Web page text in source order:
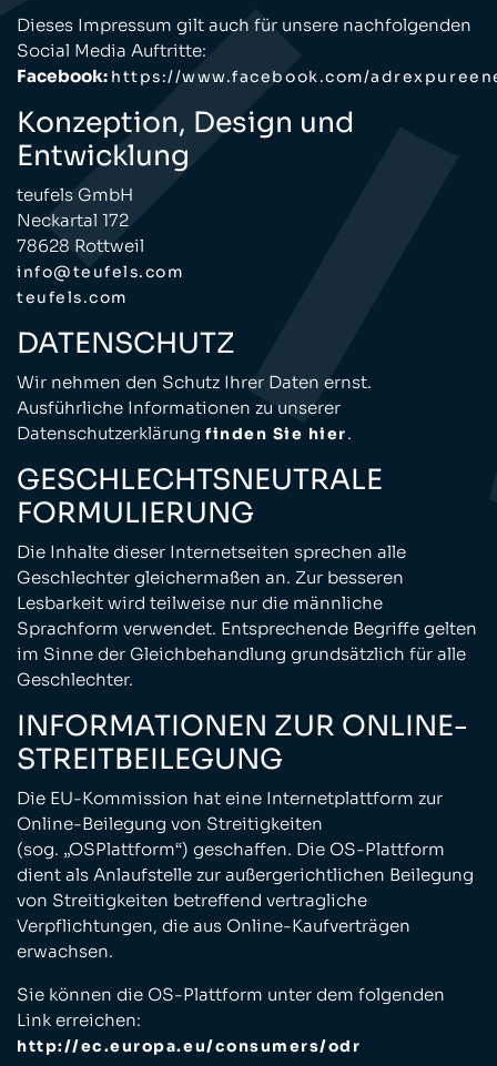
Dieses Impressum gilt auch für unsere nachfolgenden
Social Media Auftritte:
Facebook: https://www.facebook.com/
Konzeption, Design und
Entwicklung
teufels GmbH
Neckartal 172
78628 Rottweil
info@teufels.com
teufels.com
DATENSCHUTZ
Wir nehmen den Schutz Ihrer Daten ernst.
Ausführliche Informationen zu unserer
Datenschutzerklärung finden Sie hier.
GESCHLECHTSNEUTRALE
FORMULIERUNG
Die Inhalte dieser Internetseiten sprechen alle
Geschlechter gleichermaßen an. Zur besseren
Lesbarkeit wird teilweise nur die männliche
Sprachform verwendet. Entsprechende Begriffe gelten
im Sinne der Gleichbehandlung grundsätzlich für alle
Geschlechter.
INFORMATIONEN ZUR ONLINE-
STREITBEILEGUNG
Die EU-Kommission hat eine Internetplattform zur
Online-Beilegung von Streitigkeiten
(sog. „OSPlattform“) geschaffen. Die OS-Plattform
dient als Anlaufstelle zur außergerichtlichen Beilegung
von Streitigkeiten betreffend vertragliche
Verpflichtungen, die aus Online-Kaufverträgen
erwachsen.
Sie können die OS-Plattform unter dem folgenden
Link erreichen:
http://ec.europa.eu/consumers/odr